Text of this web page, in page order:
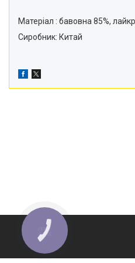
Матеріал : бавовна 85%,
Сиробник: Китай
КНОПКА
ЗВ'ЯЗКУ